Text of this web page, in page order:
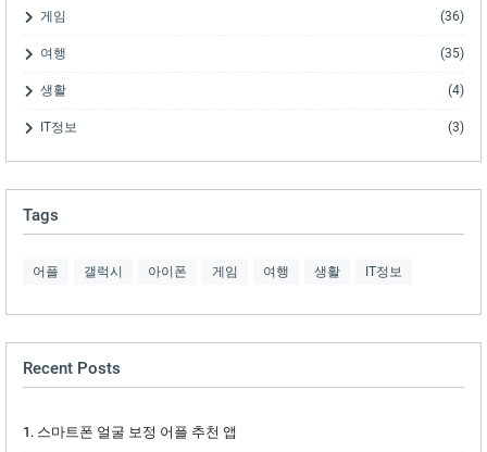
게임 (36)
여행 (35)
생활 (4)
IT정보 (3)
Tags
어플 갤럭시 아이폰 게임 여행 생활 IT정보
Recent Posts
스마트폰 얼굴 보정 어플 추천 앱